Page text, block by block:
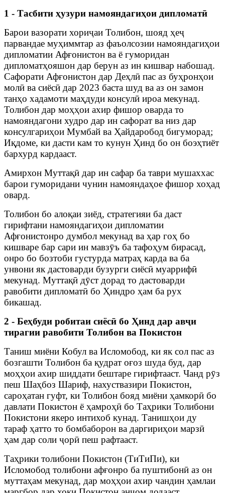
1 - Тасбити ҳузури намояндагиҳои дипломатӣ
Барои вазорати хориҷаи Толибон, шояд ҳеҷ
парвандае муҳиммтар аз фаъолсозии намояндагиҳои
дипломатии Афғонистон ва ё гуморидан
дипломатҳояшон дар берун аз ин кишвар набошад.
Сафорати Афғонистон дар Деҳлӣ пас аз буҳронҳои
молӣ ва сиёсӣ дар 2023 баста шуд ва аз он замон
танҳо хадамоти маҳдуди консулӣ ироа мекунад.
Толибон дар моҳҳои ахир фишор оварда то
намояндагони худро дар ин сафорат ва низ дар
консулгариҳои Мумбай ва Ҳайдаробод бигуморад;
Иқдоме, ки дасти кам то кунун Ҳинд бо он боэҳтиёт
бархурд кардааст.
Амирхон Муттақӣ дар ин сафар ба таври мушаххас
барои гуморидани чунин намояндаҳое фишор хоҳад
овард.
Толибон бо алоқаи зиёд, стратегияи ба даст
гирифтани намояндагиҳои дипломатии
Афғонистонро думбол мекунад ва ҳар гоҳ бо
кишваре бар сари ин мавзӯъ ба тафоҳум бирасад,
онро бо бозтоби густурда матраҳ карда ва ба
унвони як дастоварди бузурги сиёсӣ муаррифӣ
мекунад. Муттақӣ дӯст дорад то дастоварди
равобити дипломатӣ бо Ҳиндро ҳам ба рух
бикашад.
2 - Беҳбуди робитаи сиёсӣ бо Ҳинд дар авҷи
тирагии равобити Толибон ва Покистон
Таниш миёни Кобул ва Исломобод, ки як сол пас аз
бозгашти Толибон ба қудрат оғоз шуда буд, дар
моҳҳои ахир шиддати бештаре гирифтааст. Чанд рӯз
пеш Шаҳбоз Шариф, нахуствазири Покистон,
сароҳатан гуфт, ки Толибон бояд миёни ҳамкорӣ бо
давлати Покистон ё ҳамроҳӣ бо Таҳрики Толибони
Покистони якеро интихоб кунад. Танишҳои ду
тараф ҳатто то бомбаборон ва даргириҳои марзӣ
ҳам дар соли ҷорӣ пеш рафтааст.
Таҳрики толибони Покистон (ТиТиПи), ки
Исломобод толибони афғонро ба пуштибонӣ аз он
муттаҳам мекунад, дар моҳҳои ахир чандин ҳамлаи